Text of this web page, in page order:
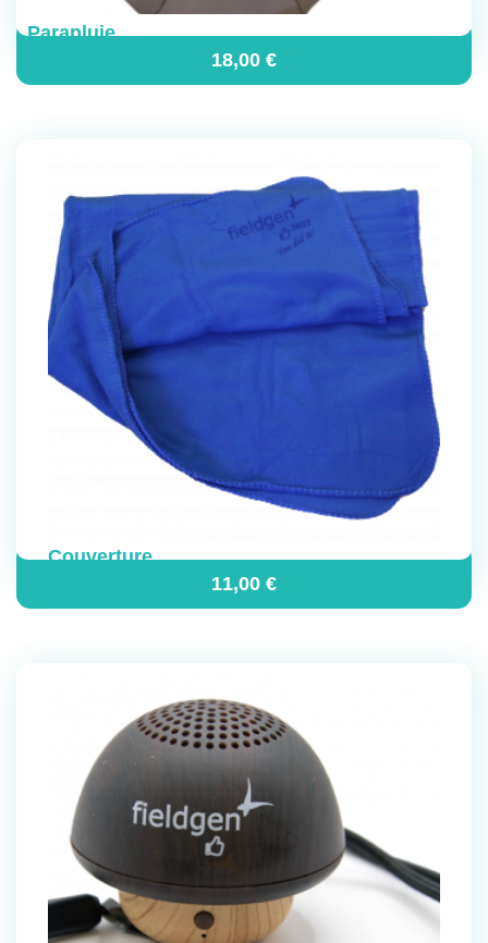
Parapluie
18,00 €
Couverture
11,00 €